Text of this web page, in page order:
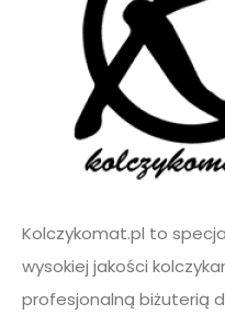
Kolczykomat.pl to
wysokiej jakości
profesjonalną biżuterią